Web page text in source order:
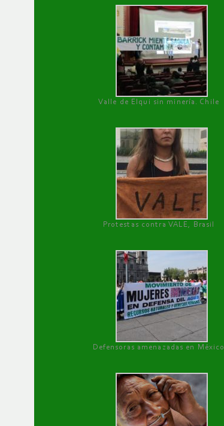
Valle de Elqui sin minería. Chile
Protestas contra VALE, Brasil
Defensoras amenazadas en México